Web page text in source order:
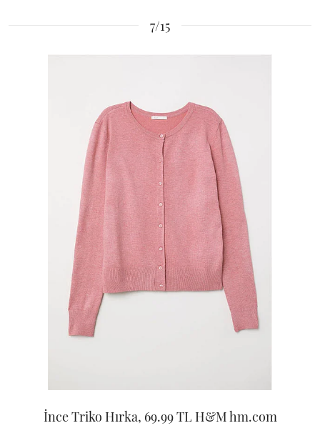
7/15
İnce Triko Hırka, 69.99 TL H&M hm.com